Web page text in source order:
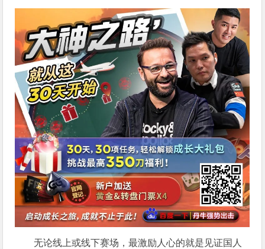
无论线上或线下赛场，最激励人心的就是见证国人